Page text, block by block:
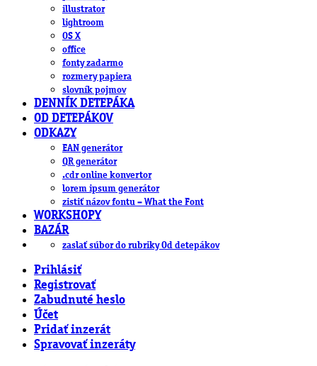
illustrator
lightroom
OS X
office
fonty zadarmo
rozmery papiera
slovník pojmov
DENNÍK DETEPÁKA
OD DETEPÁKOV
ODKAZY
EAN generátor
QR generátor
.cdr online konvertor
lorem ipsum generátor
zistiť názov fontu – What the Font
WORKSHOPY
BAZÁR
zaslať súbor do rubriky Od detepákov
Prihlásiť
Registrovať
Zabudnuté heslo
Účet
Pridať inzerát
Spravovať inzeráty